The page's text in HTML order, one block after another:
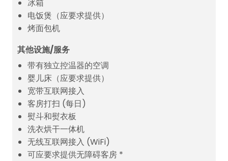
冰箱
电饭煲（应要求提供）
烤面包机
其他设施/服务
带有独立控温器的空调
婴儿床（应要求提供）
宽带互联网接入
客房打扫 (每日)
熨斗和熨衣板
洗衣烘干一体机
无线互联网接入 (WiFi)
可应要求提供无障碍客房 *